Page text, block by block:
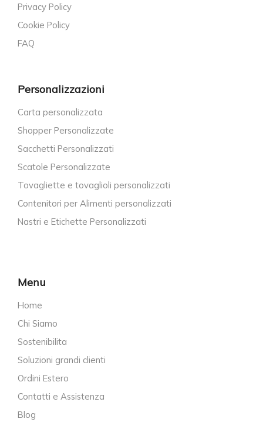
Privacy Policy
Cookie Policy
FAQ
Personalizzazioni
Carta personalizzata
Shopper Personalizzate
Sacchetti Personalizzati
Scatole Personalizzate
Tovagliette e tovaglioli personalizzati
Contenitori per Alimenti personalizzati
Nastri e Etichette Personalizzati
Menu
Home
Chi Siamo
Sostenibilita
Soluzioni grandi clienti
Ordini Estero
Contatti e Assistenza
Blog